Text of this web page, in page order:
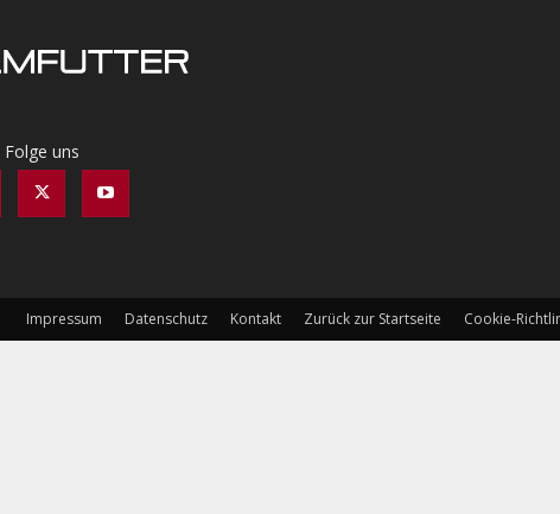
Folge uns
Impressum Datenschutz Kontakt Zurück zur Startseite Cookie-